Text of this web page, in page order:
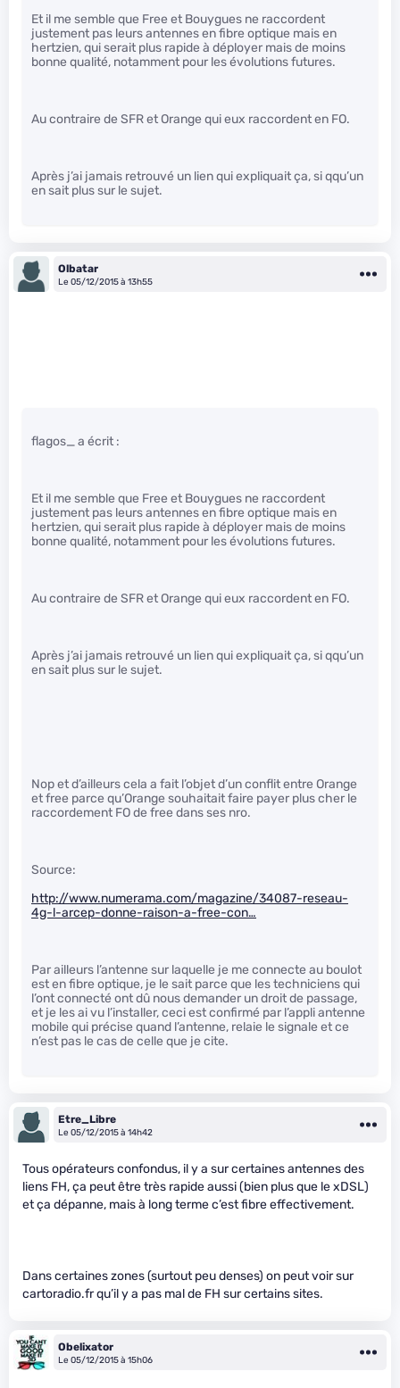
Et il me semble que Free et Bouygues ne raccordent
justement pas leurs antennes en fibre optique mais en
hertzien, qui serait plus rapide à déployer mais de moins
bonne qualité, notamment pour les évolutions futures.
Au contraire de SFR et Orange qui eux raccordent en FO.
Après j’ai jamais retrouvé un lien qui expliquait ça, si qqu’un
en sait plus sur le sujet.
Olbatar
Le 05/12/2015 à 13h55
flagos_ a écrit :
Et il me semble que Free et Bouygues ne raccordent
justement pas leurs antennes en fibre optique mais en
hertzien, qui serait plus rapide à déployer mais de moins
bonne qualité, notamment pour les évolutions futures.
Au contraire de SFR et Orange qui eux raccordent en FO.
Après j’ai jamais retrouvé un lien qui expliquait ça, si qqu’un
en sait plus sur le sujet.
Nop et d’ailleurs cela a fait l’objet d’un conflit entre Orange
et free parce qu’Orange souhaitait faire payer plus cher le
raccordement FO de free dans ses nro.
Source:
http://www.numerama.com/magazine/34087-reseau-
4g-l-arcep-donne-raison-a-free-con…
Par ailleurs l’antenne sur laquelle je me connecte au boulot
est en fibre optique, je le sait parce que les techniciens qui
l’ont connecté ont dû nous demander un droit de passage,
et je les ai vu l’installer, ceci est confirmé par l’appli antenne
mobile qui précise quand l’antenne, relaie le signale et ce
n’est pas le cas de celle que je cite.
Etre_Libre
Le 05/12/2015 à 14h42
Tous opérateurs confondus, il y a sur certaines antennes des
liens FH, ça peut être très rapide aussi (bien plus que le xDSL)
et ça dépanne, mais à long terme c’est fibre effectivement.
Dans certaines zones (surtout peu denses) on peut voir sur
cartoradio.fr qu’il y a pas mal de FH sur certains sites.
Obelixator
Le 05/12/2015 à 15h06